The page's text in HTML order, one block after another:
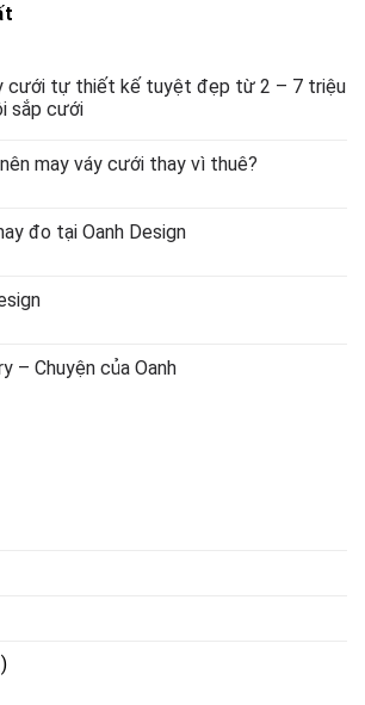
cưới tự thiết kế tuyệt đẹp từ 2 – 7 triệu
sắp cưới
may váy cưới thay vì thuê?
đo tại Oanh Design
– Chuyện của Oanh